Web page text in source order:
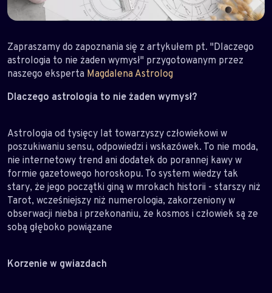
Zapraszamy do zapoznania się z artykułem pt. "Dlaczego
astrologia to nie żaden wymysł" przygotowanym przez
naszego eksperta Magdalena Astrolog
Dlaczego astrologia to nie żaden wymysł?
Astrologia od tysięcy lat towarzyszy człowiekowi w
poszukiwaniu sensu, odpowiedzi i wskazówek. To nie moda,
nie internetowy trend ani dodatek do porannej kawy w
formie gazetowego horoskopu. To system wiedzy tak
stary, że jego początki giną w mrokach historii - starszy niż
Tarot, wcześniejszy niż numerologia, zakorzeniony w
obserwacji nieba i przekonaniu, że kosmos i człowiek są ze
sobą głęboko powiązane
Korzenie w gwiazdach